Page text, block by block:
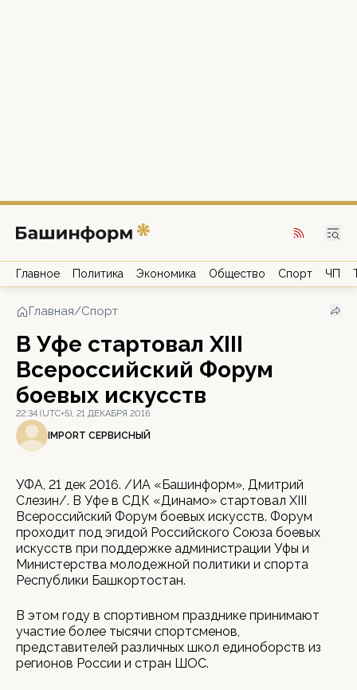
Главное Политика Экономика Общество Спорт ЧП
Главная/Спорт
В Уфе стартовал XIII
Всероссийский Форум
боевых искусств
22:34 (UTC+5), 21 ДЕКАБРЯ 2016
IMPORT СЕРВИСНЫЙ
УФА, 21 дек 2016. /ИА «Башинформ», Дмитрий
Слезин/. В Уфе в СДК «Динамо» стартовал XIII
Всероссийский Форум боевых искусств. Форум
проходит под эгидой Российского Союза боевых
искусств при поддержке администрации Уфы и
Министерства молодежной политики и спорта
Республики Башкортостан.
В этом году в спортивном празднике принимают
участие более тысячи спортсменов,
представителей различных школ единоборств из
регионов России и стран ШОС.